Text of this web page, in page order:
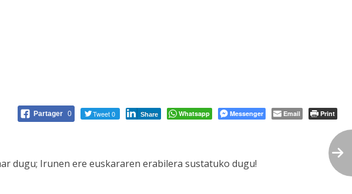
Partager 0 Tweet 0 Share Whatsapp Messenger Email Print
dugu; Irunen ere euskararen erabilera sustatuko dugu!